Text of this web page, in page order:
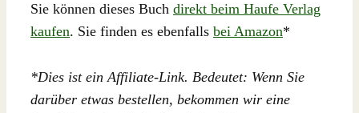
Sie können dieses Buch direkt beim Haufe Verlag
kaufen. Sie finden es ebenfalls bei Amazon*
*Dies ist ein Affiliate-Link. Bedeutet: Wenn Sie
darüber etwas bestellen, bekommen wir eine